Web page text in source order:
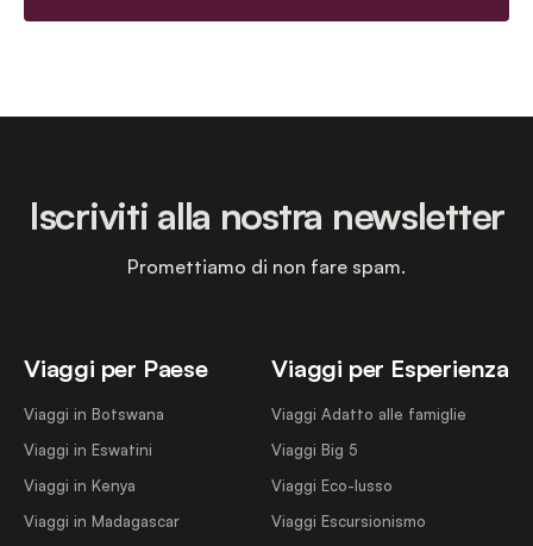
Viaggi per Paese
Viaggi in Botswana
Viaggi in Eswatini
Viaggi in Kenya
Viaggi in Madagascar
Viaggi per Esperienza
Viaggi Adatto alle famiglie
Viaggi Big 5
Viaggi Eco-lusso
Viaggi Escursionismo
Iscriviti alla nostra newsletter
Promettiamo di non fare spam.